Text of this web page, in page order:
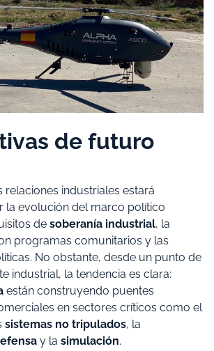
de futuro
relaciones industriales estará
la evolución del marco político
de soberanía industrial, la
programas comunitarios y las
No obstante, desde un punto de
industrial, la tendencia es clara:
están construyendo puentes
en sectores críticos como el
sistemas no tripulados, la
y la simulación.